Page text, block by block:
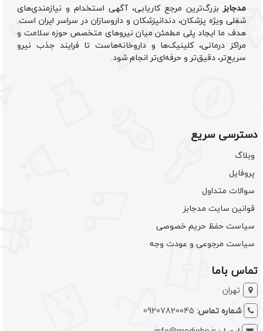
مدجابزبزرگ‌ترین مرجع کاریابی، آگهی استخدام و نیازمندی‌های
شغلی ویژه پزشکان، دندانپزشکان و داروسازان در سراسر ایران است.
هدف ما ایجاد پلی مطمئن میان نیروهای متخصص حوزه سلامت و
مراکز درمانی، کلینیک‌ها و داروخانه‌هاست تا فرایند جذب نیرو
سریع‌تر، دقیق‌تر و حرفه‌ای‌تر انجام شود.
دسترسی سریع
وبلاگ
پروفایل
سوالات متداول
قوانین سایت مدجابز
سیاست حفظ حریم خصوصی
سیاست مرجوعی و عودت وجه
تماس باما
تهران
شماره تماس: 09207820045